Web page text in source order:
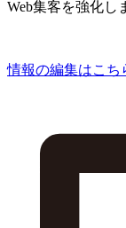
Web集客を強化し
情報の編集はこち